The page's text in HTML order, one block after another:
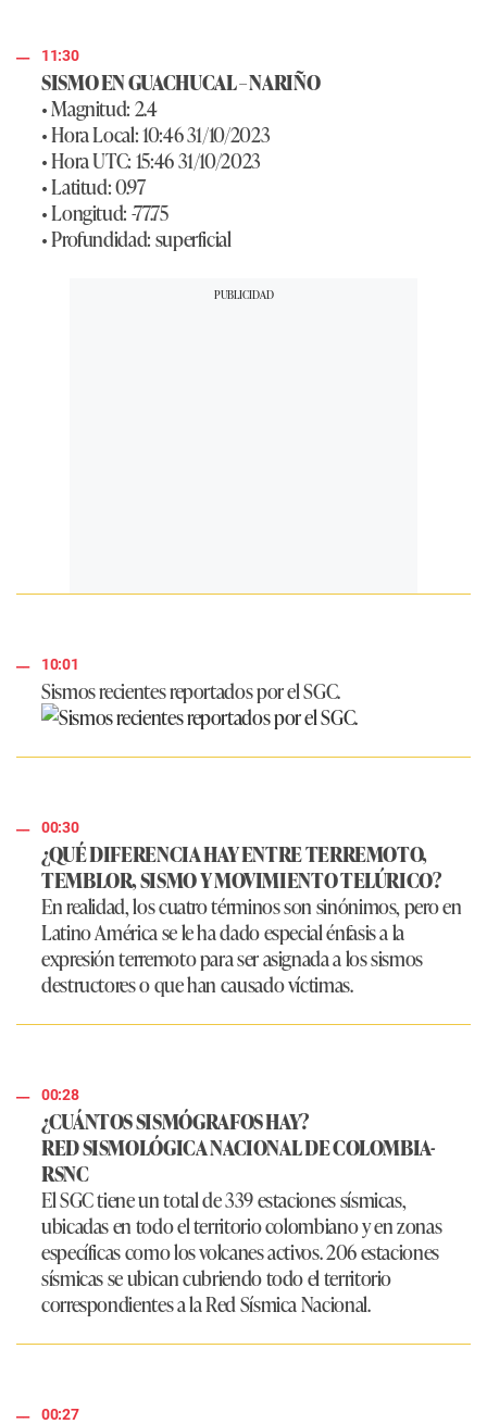
11:30
SISMO EN GUACHUCAL – NARIÑO
• Magnitud: 2.4
• Hora Local: 10:46 31/10/2023
• Hora UTC: 15:46 31/10/2023
• Latitud: 0.97
• Longitud: -77.75
• Profundidad: superficial
10:01
Sismos recientes reportados por el SGC.
00:30
¿QUÉ DIFERENCIA HAY ENTRE TERREMOTO,
TEMBLOR, SISMO Y MOVIMIENTO TELÚRICO?
En realidad, los cuatro términos son sinónimos, pero en
Latino América se le ha dado especial énfasis a la
expresión terremoto para ser asignada a los sismos
destructores o que han causado víctimas.​​
00:28
¿CUÁNTOS SISMÓGRAFOS HAY?
RED SISMOLÓGICA NACIONAL DE COLOMBIA-
RSNC
​El SGC tiene un total de 339 estaciones sísmicas,
ubicadas en todo el territorio colombiano y en zonas
específicas como los volcanes activos. 206 estaciones
sísmicas se ubican cubriendo todo el territorio
correspondientes a la Red Sísmica Nacional.
00:27